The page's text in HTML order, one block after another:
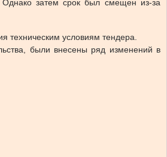
затем срок был смещен из-за
техническим условиям тендера.
были внесены ряд изменений в